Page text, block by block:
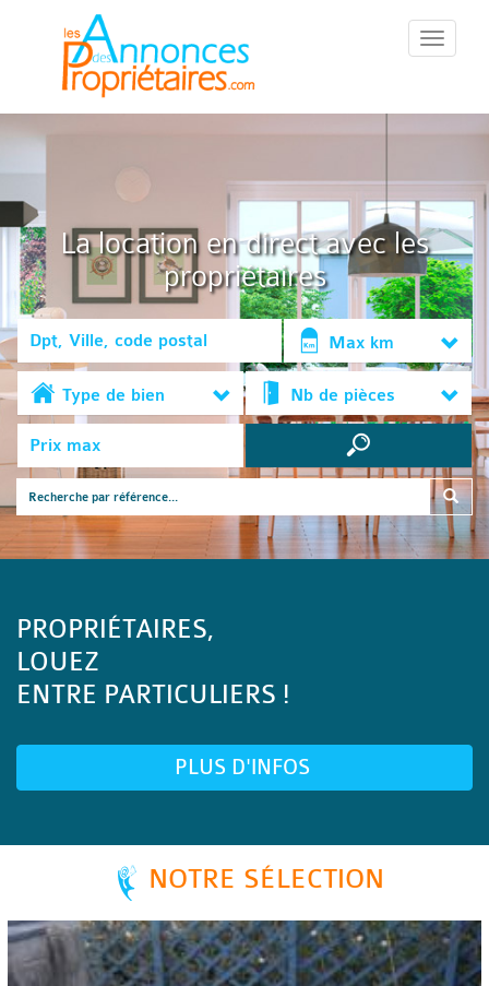
::Menu::
La location en direct avec les
propriétaires
Max km
Type de bien Nb de pièces
PROPRIÉTAIRES,
LOUEZ
ENTRE PARTICULIERS !
PLUS D'INFOS
NOTRE SÉLECTION